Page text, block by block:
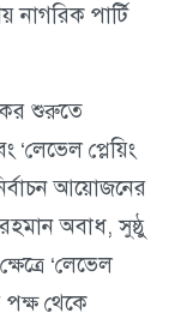
নাগরিক পার্টি
শুরুতে
‘লেভেল প্লেয়িং
আয়োজনের
অবাধ, সুষ্ঠু
‘লেভেল
পক্ষ থেকে